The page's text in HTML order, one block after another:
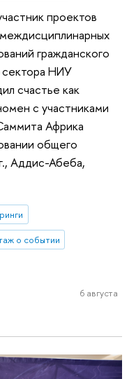
проектов
гражданского
НИУ
счастье как
с участниками
Африка
общего
Аддис-Абеба,
о событии
6 августа